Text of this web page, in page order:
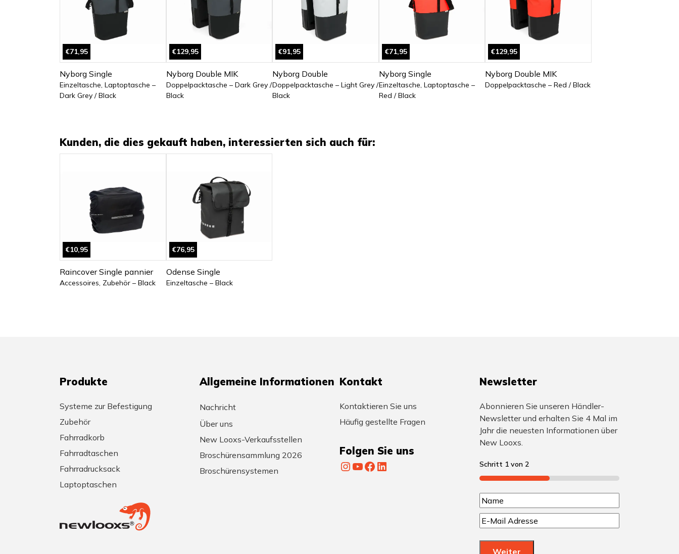
€71,95
Nyborg Single
Einzeltasche, Laptoptasche –
Dark Grey / Black
€129,95
Nyborg Double MIK
Doppelpacktasche – Dark Grey /
Black
€91,95
Nyborg Double
Doppelpacktasche – Light Grey /
Black
€71,95
Nyborg Single
Einzeltasche, Laptoptasche –
Red / Black
€129,95
Nyborg Double MIK
Doppelpacktasche – Red / Black
Kunden, die dies gekauft haben, interessierten sich auch für:
€10,95
Raincover Single pannier
Accessoires, Zubehör – Black
€76,95
Odense Single
Einzeltasche – Black
Produkte
Systeme zur Befestigung
Zubehör
Fahrradkorb
Fahrradtaschen
Fahrradrucksack
Laptoptaschen
Allgemeine Informationen
Nachricht
Über uns
New Looxs-Verkaufsstellen
Broschürensammlung 2026
Broschürensystemen
Kontakt
Kontaktieren Sie uns
Häufig gestellte Fragen
Folgen Sie uns
InstagramYouTube Facebook LinkedIn
Newsletter
Abonnieren Sie unseren Händler-
Newsletter und erhalten Sie 4 Mal im
Jahr die neuesten Informationen über
New Looxs.
Schritt 1 von 2
50%
N
a
m
N
a
E
-
M
Weiter